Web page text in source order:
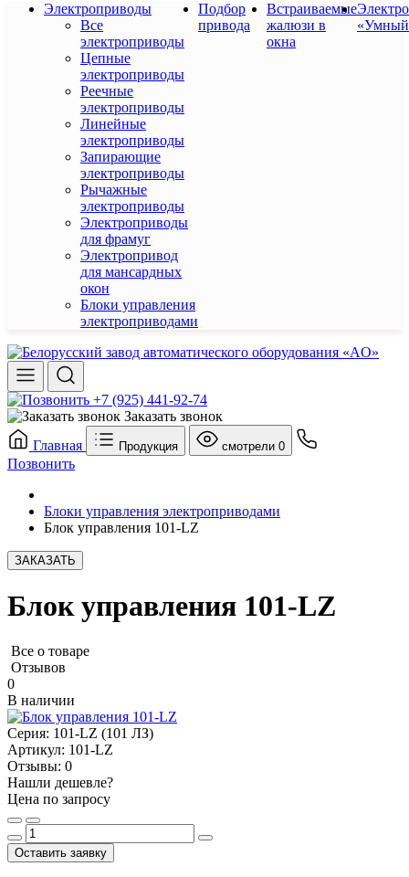
Электроприводы
Все
электроприводы
Цепные
электроприводы
Реечные
электроприводы
Линейные
электроприводы
Запирающие
электроприводы
Рычажные
электроприводы
Электроприводы
для фрамуг
Электропривод
для мансардных
окон
Блоки управления
электроприводами
Подбор
привода
Встраиваемые
жалюзи в
окна
+7 (925) 441-92-74
Заказать звонок
Главная
Продукция смотрели 0
Позвонить
Блоки управления электроприводами
Блок управления 101-LZ
ЗАКАЗАТЬ
Блок управления 101-LZ
Все о товаре
Отзывов
0
В наличии
Серия: 101-LZ (101 ЛЗ)
Артикул: 101-LZ
Отзывы: 0
Нашли дешевле?
Цена по запросу
Оставить заявку